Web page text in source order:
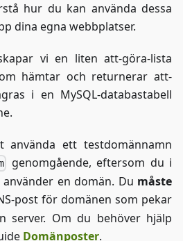
hur du kan använda dessa
dina egna webbplatser.
vi en liten att-göra-lista
hämtar och returnerar att-
i en MySQL-databastabell
använda ett testdomännamn
genomgående, eftersom du i
en domän. Du måste
post för domänen som pekar
server. Om du behöver hjälp
Domänposter.